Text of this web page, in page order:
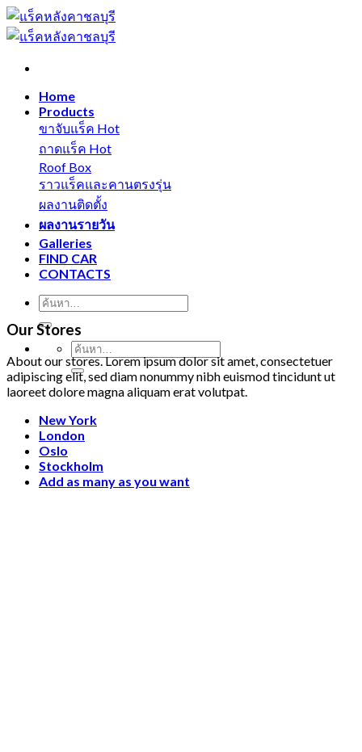
Skip
to
content
Home
Products
ขาจับแร็ค
ถาดแร็ค
Roof Box
ราวแร็คและคานตรงรุ่น
ผลงานติดตั้ง
ผลงานรายวัน
Galleries
FIND CAR
CONTACTS
Our Stores
About our stores. Lorem ipsum dolor sit amet, consectetuer
adipiscing elit, sed diam nonummy nibh euismod tincidunt ut
laoreet dolore magna aliquam erat volutpat.
New York
London
Oslo
Stockholm
Add as many as you want